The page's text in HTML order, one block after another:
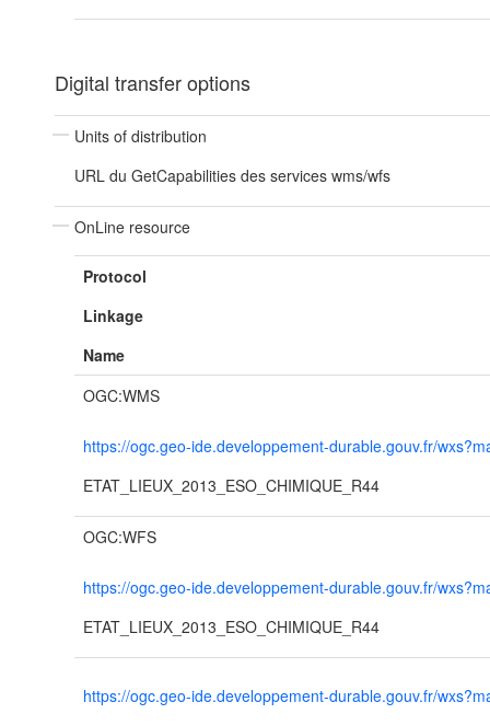
Digital transfer options
Units of distribution
URL du GetCapabilities des services wms/wfs
OnLine resource
Protocol
Linkage
Name
OGC:WMS
https://ogc.geo-ide.developpement-durable.gouv.fr/
ETAT_LIEUX_2013_ESO_CHIMIQUE_R44
OGC:WFS
https://ogc.geo-ide.developpement-durable.gouv.fr/
ETAT_LIEUX_2013_ESO_CHIMIQUE_R44
https://ogc.geo-ide.developpement-durable.gouv.fr/